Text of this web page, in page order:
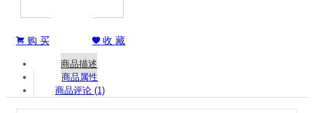
购 买 收 藏
商品描述
商品属性
商品评论 (1)